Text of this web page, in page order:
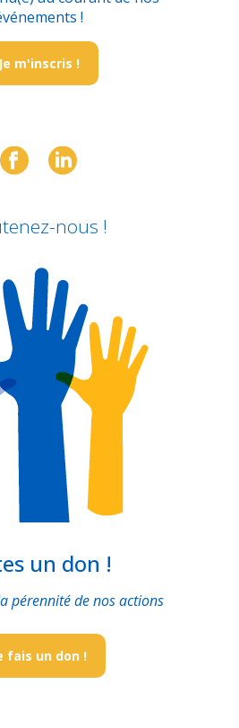
!
Je m'inscris !
nous !
un don !
pérennité de nos actions
fais un don !